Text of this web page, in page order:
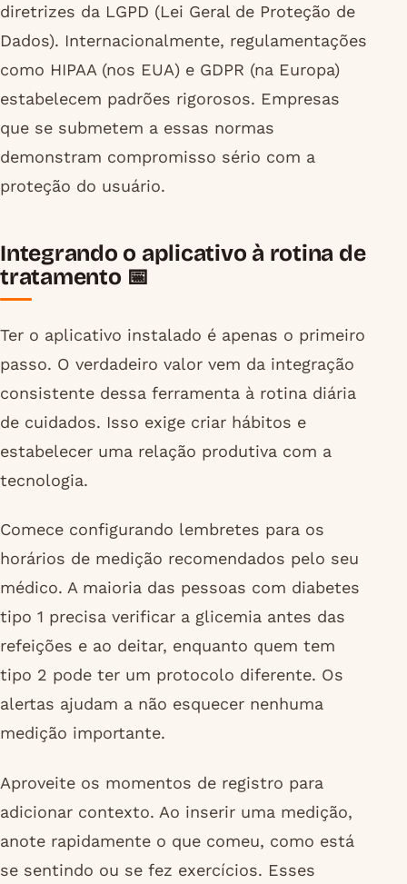
diretrizes da LGPD (Lei Geral de Proteção de
Dados). Internacionalmente, regulamentações
como HIPAA (nos EUA) e GDPR (na Europa)
estabelecem padrões rigorosos. Empresas
que se submetem a essas normas
demonstram compromisso sério com a
proteção do usuário.
Integrando o aplicativo à rotina de
tratamento 📅
Ter o aplicativo instalado é apenas o primeiro
passo. O verdadeiro valor vem da integração
consistente dessa ferramenta à rotina diária
de cuidados. Isso exige criar hábitos e
estabelecer uma relação produtiva com a
tecnologia.
Comece configurando lembretes para os
horários de medição recomendados pelo seu
médico. A maioria das pessoas com diabetes
tipo 1 precisa verificar a glicemia antes das
refeições e ao deitar, enquanto quem tem
tipo 2 pode ter um protocolo diferente. Os
alertas ajudam a não esquecer nenhuma
medição importante.
Aproveite os momentos de registro para
adicionar contexto. Ao inserir uma medição,
anote rapidamente o que comeu, como está
se sentindo ou se fez exercícios. Esses